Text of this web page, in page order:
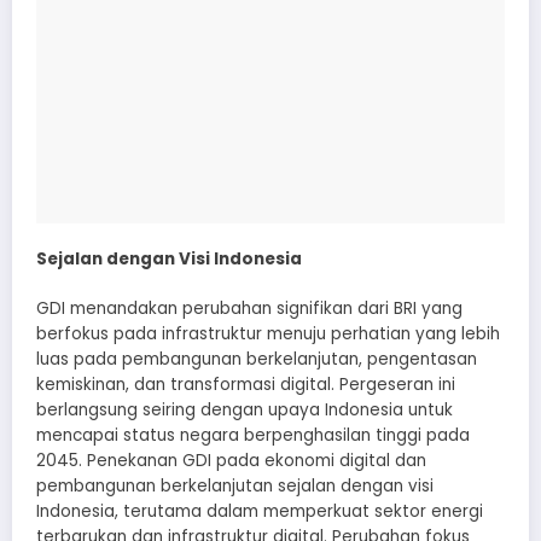
Sejalan dengan Visi Indonesia
GDI menandakan perubahan signifikan dari BRI yang
berfokus pada infrastruktur menuju perhatian yang lebih
luas pada pembangunan berkelanjutan, pengentasan
kemiskinan, dan transformasi digital. Pergeseran ini
berlangsung seiring dengan upaya Indonesia untuk
mencapai status negara berpenghasilan tinggi pada
2045. Penekanan GDI pada ekonomi digital dan
pembangunan berkelanjutan sejalan dengan visi
Indonesia, terutama dalam memperkuat sektor energi
terbarukan dan infrastruktur digital. Perubahan fokus